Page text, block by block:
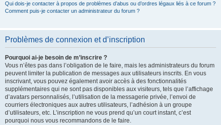
Qui dois-je contacter à propos de problèmes d’abus ou d’ordres légaux liés à ce forum ?
Comment puis-je contacter un administrateur du forum ?
Problèmes de connexion et d’inscription
Pourquoi ai-je besoin de m’inscrire ?
Vous n’êtes pas dans l’obligation de le faire, mais les administrateurs du forum
peuvent limiter la publication de messages aux utilisateurs inscrits. En vous
inscrivant, vous pouvez également avoir accès à des fonctionnalités
supplémentaires qui ne sont pas disponibles aux visiteurs, tels que l’affichage
d’avatars personnalisés, l’utilisation de la messagerie privée, l’envoi de
courriers électroniques aux autres utilisateurs, l’adhésion à un groupe
d’utilisateurs, etc. L’inscription ne vous prend qu’un court instant, c’est
pourquoi nous vous recommandons de le faire.